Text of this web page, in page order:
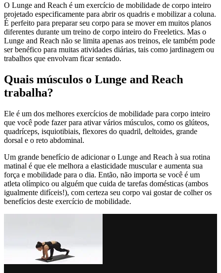
O Lunge and Reach é um exercício de mobilidade de corpo inteiro
projetado especificamente para abrir os quadris e mobilizar a coluna.
É perfeito para preparar seu corpo para se mover em muitos planos
diferentes durante um treino de corpo inteiro do Freeletics. Mas o
Lunge and Reach não se limita apenas aos treinos, ele também pode
ser benéfico para muitas atividades diárias, tais como jardinagem ou
trabalhos que envolvam ficar sentado.
Quais músculos o Lunge and Reach
trabalha?
Ele é um dos melhores exercícios de mobilidade para corpo inteiro
que você pode fazer para ativar vários músculos, como os glúteos,
quadríceps, isquiotibiais, flexores do quadril, deltoides, grande
dorsal e o reto abdominal.
Um grande benefício de adicionar o Lunge and Reach à sua rotina
matinal é que ele melhora a elasticidade muscular e aumenta sua
força e mobilidade para o dia. Então, não importa se você é um
atleta olímpico ou alguém que cuida de tarefas domésticas (ambos
igualmente difíceis!), com certeza seu corpo vai gostar de colher os
benefícios deste exercício de mobilidade.